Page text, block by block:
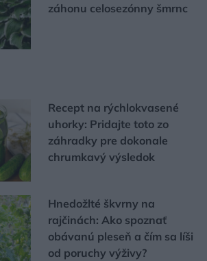
záhonu celosezónny šmrnc
Recept na rýchlokvasené
uhorky: Pridajte toto zo
záhradky pre dokonale
chrumkavý výsledok
Hnedožlté škvrny na
rajčinách: Ako spoznať
obávanú pleseň a čím sa líši
od poruchy výživy?